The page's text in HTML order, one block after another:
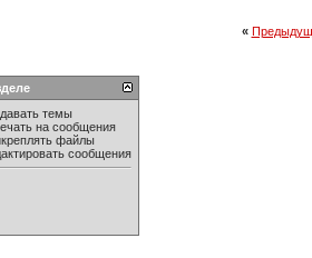
«
темы
на сообщения
файлы
сообщения